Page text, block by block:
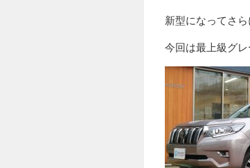
新型になってさ
今回は最上級グ